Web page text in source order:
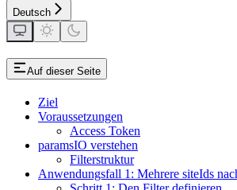
Deutsch
Auf dieser Seite
Ziel
Voraussetzungen
Access Token
paramsIO verstehen
Filterstruktur
Anwendungsfall 1: Mehrere siteIds